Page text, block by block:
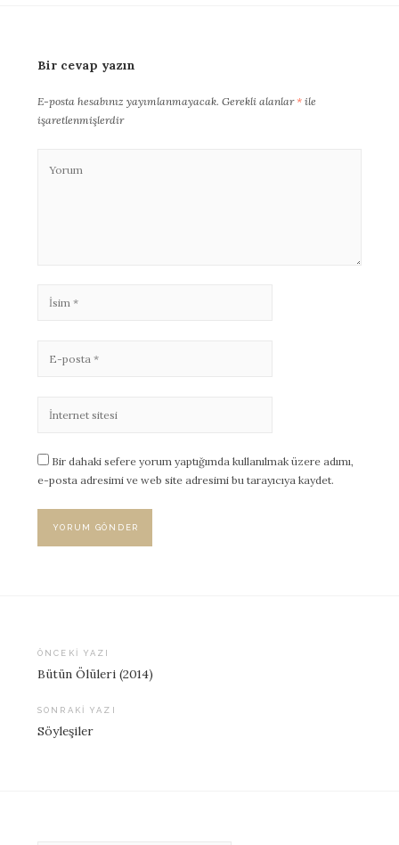
Bir cevap yazın
E-posta hesabınız yayımlanmayacak. Gerekli alanlar* ile
işaretlenmişlerdir
Bir dahaki sefere yorum yaptığımda kullanılmak üzere adımı,
e-posta adresimi ve web site adresimi bu tarayıcıya kaydet.
dolaşımı
ÖNCEKI YAZI
Bütün Ölüleri (2014)
SONRAKI YAZI
Söyleşiler